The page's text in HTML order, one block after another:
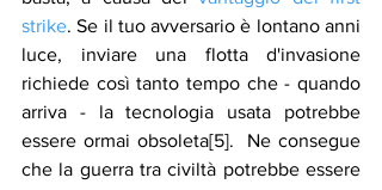
strike. Se il tuo avversario è lontano anni
luce, inviare una flotta d'invasione
richiede così tanto tempo che - quando
arriva - la tecnologia usata potrebbe
essere ormai obsoleta[5].  Ne consegue
che la guerra tra civiltà potrebbe essere